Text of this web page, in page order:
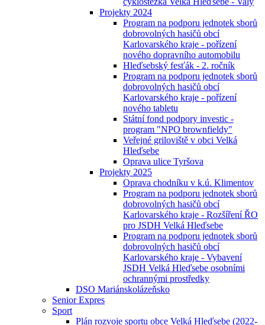
Projekty 2024
Program na podporu jednotek sborů
dobrovolných hasičů obcí
Karlovarského kraje - pořízení
nového dopravního automobilu
Hleďsebský fesťák - 2. ročník
Program na podporu jednotek sborů
dobrovolných hasičů obcí
Karlovarského kraje - pořízení
nového tabletu
Státní fond podpory investic -
program "NPO brownfieldy"
Veřejné griloviště v obci Velká
Hleďsebe
Oprava ulice Tyršova
Projekty 2025
Oprava chodníku v k.ú. Klimentov
Program na podporu jednotek sborů
dobrovolných hasičů obcí
Karlovarského kraje - Rozšíření ŘO
pro JSDH Velká Hleďsebe
Program na podporu jednotek sborů
dobrovolných hasičů obcí
Karlovarského kraje - Vybavení
JSDH Velká Hleďsebe osobními
ochrannými prostředky
DSO Mariánskolázeňsko
Senior Expres
Sport
Plán rozvoje sportu obce Velká Hleďsebe (2022-